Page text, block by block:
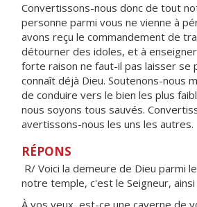
Convertissons-nous donc de tout
personne parmi vous ne vienne à
avons reçu le commandement de
détourner des idoles, et à
forte raison ne faut-il pas laisser se
connaît déjà Dieu. Soutenons-nous
de conduire vers le bien les plus
nous soyons tous sauvés.
avertissons-nous les uns les autres.
RÉPONS
R/ Voici la demeure de Dieu parmi
notre temple, c'est le Seigneur, ainsi
À vos yeux, est-ce une caverne de